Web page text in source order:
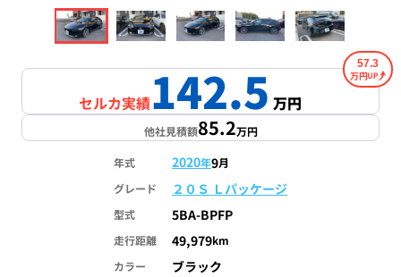
1/18
セルカ実績142.5万円
57.3
万円
他社見積額85.2万円
年式 2020年9月
グレード
２０Ｓ Ｌパッケージ
型式 5BA-BPFP
走行距離 49,979km
カラー
ブラック